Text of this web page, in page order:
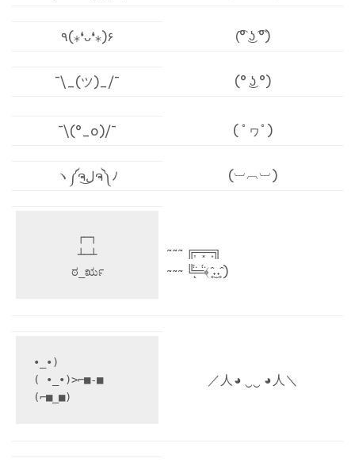
٩(⁎❛ᴗ❛⁎)۶ (͡° ͜ʖ ͡°)
¯\_(ツ)_/¯ (° ͜ʖ °)
¯\(°_o)/¯ ( ﾟヮﾟ)
ヽ༼ຈل͜ຈ༽ﾉ (︺︹︺)
┌─┐
┴─┴
ಠ_ರೃ
~~~ ╔͎═͓═͙╗
~~~ ╚̨̈́═̈́﴾ ̥̂˖̫˖̥ ̂ )
•_•)
( •_•)>⌐■-■
(⌐■_■)
／人 ◕ ‿‿ ◕ 人＼